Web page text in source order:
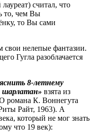
считал, что
то, чем Вы
то Вы сами
нелепые фантазии.
Гугла разоблачается
8-летнему
шарлатан» взята из
К. Воннегута
Райт, 1963). А
который не мог знать
что 19 век):